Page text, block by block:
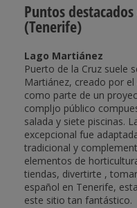
Puntos
(Tenerife)
Lago Martiánez
Puerto de la Cruz suele
Martiánez, creado por
como parte de un
compljo público
salada y siete piscinas.
excepcional fue
tradicional y
elementos de
tiendas, divertirte ,
español en Tenerife,
este sitio tan fantástico.